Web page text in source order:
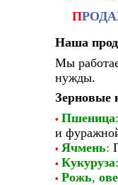
П
Наша
Мы
нужды.
Зерновые
• Пшеница
и
• Ячмень:
• Кукуруза
• Рожь,